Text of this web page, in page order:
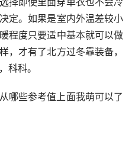
择即使里面穿单衣也不会冷
定。如果是室内外温差较小
程度只要适中基本就可以做
，才有了北方过冬靠装备，
科科。
哪些参考值上面我萌可以了